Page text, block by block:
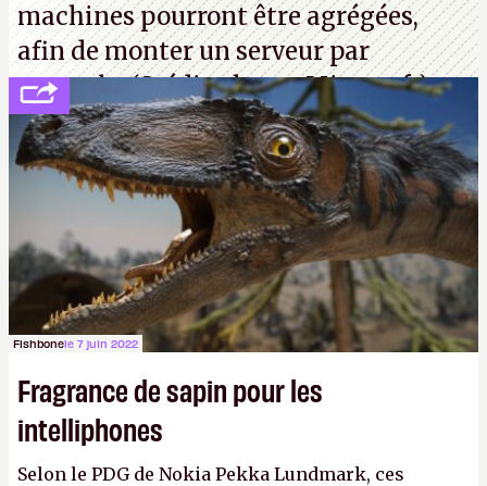
machines pourront être agrégées,
afin de monter un serveur par
exemple. (Crédit photo : Microsoft)
Fishbonele 7 juin 2022
Fragrance de sapin pour les
intelliphones
Selon le PDG de Nokia Pekka Lundmark, ces